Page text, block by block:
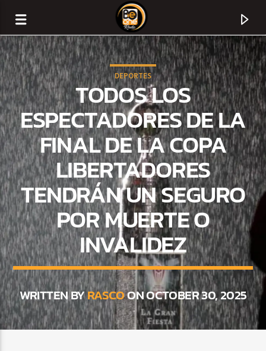
CURRENT TRACK
TITLE
ARTIST
CURRENT SHOW
FREE STYLE
DEPORTES
TODOS LOS
ESPECTADORES DE LA
FINAL DE LA COPA
LIBERTADORES
TENDRÁN UN SEGURO
POR MUERTE O
INVALIDEZ
WRITTEN BYRASCOON OCTOBER 30, 2025